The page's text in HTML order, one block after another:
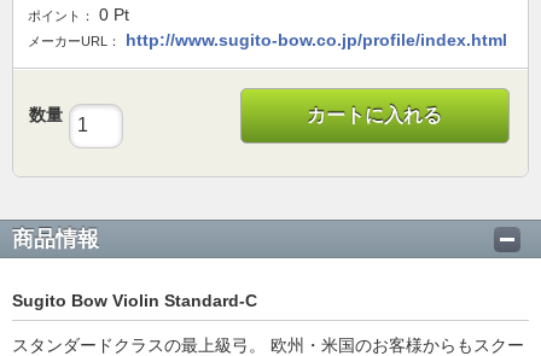
ポイント： 0 Pt
メーカーURL： http://www.sugito-bow.co.jp/profile/index.html
数量 カートに入れる
商品情報
Sugito Bow Violin Standard-C
スタンダードクラスの最上級弓。 欧州・米国のお客様からもスクー